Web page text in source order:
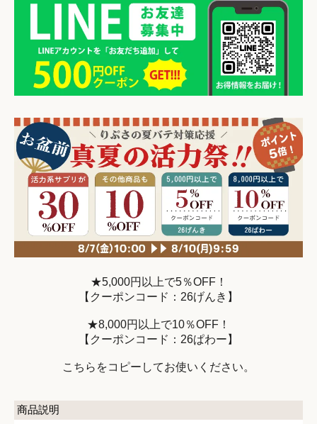
★5,000円以上で5％OFF！
【クーポンコード：26げんき】
★8,000円以上で10％OFF！
【クーポンコード：26ぱわー】
こちらをコピーしてお使いください。
商品説明